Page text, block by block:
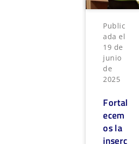
Public
ada el
19 de
junio
de
2025
Fortal
ecem
os la
inserc